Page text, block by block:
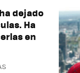
dejado
Ha
en